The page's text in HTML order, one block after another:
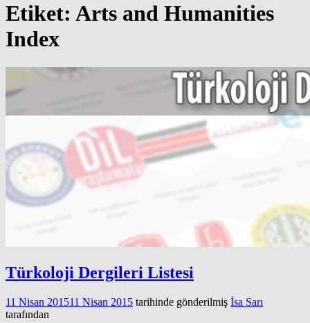
Etiket: Arts and Humanities
Index
Türkoloji Dergileri Listesi
11 Nisan 201511 Nisan 2015 tarihinde gönderilmiş İsa Sarı
tarafından